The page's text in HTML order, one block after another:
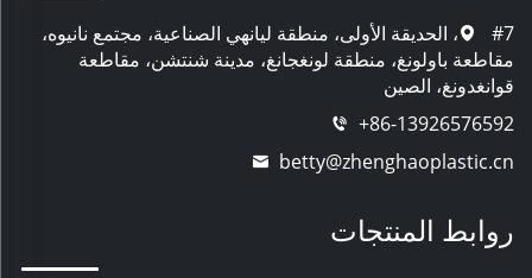
#7، الحديقة الأولى، منطقة ليانهي الصناعية، مجتمع نانيوه،
مقاطعة باولونغ، منطقة لونغجانغ، مدينة شنتشن، مقاطعة
قوانغدونغ، الصين
+86-13926576592
betty@zhenghaoplastic.cn
روابط المنتجات